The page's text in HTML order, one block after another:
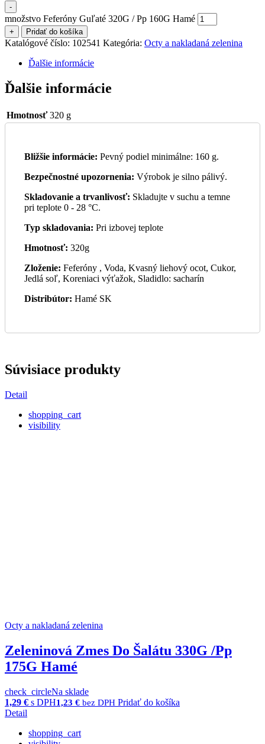
-
množstvo Feferóny Guľaté 320G / Pp 160G Hamé
+ Pridať do košíka
Katalógové číslo: 102541 Kategória: Octy a nakladaná zelenina
Ďalšie informácie
Ďalšie informácie
Hmotnosť 320 g
Bližšie informácie: Pevný podiel minimálne: 160 g.
Bezpečnostné upozornenia: Výrobok je silno pálivý.
Skladovanie a trvanlivosť: Skladujte v suchu a temne
pri teplote 0 - 28 °C.
Typ skladovania: Pri izbovej teplote
Hmotnosť: 320g
Zloženie: Feferóny , Voda, Kvasný liehový ocot, Cukor,
Jedlá soľ, Koreniaci výťažok, Sladidlo: sacharín
Distribútor: Hamé SK
Súvisiace produkty
Detail
shopping_cart
visibility
Octy a nakladaná zelenina
Zeleninová Zmes Do Šalátu 330G /Pp
175G Hamé
check_circleNa sklade
1,29 € s DPH1,23 € bez DPH Pridať do košíka
Detail
shopping_cart